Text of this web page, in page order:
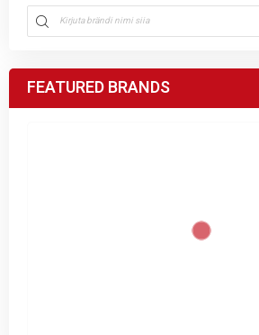
FEATURED BRANDS